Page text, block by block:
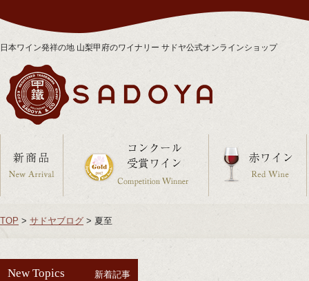
日本ワイン発祥の地 山梨甲府のワイナリー サドヤ公式オンラインショップ
TOP > サドヤブログ > 夏至
New Topics 新着記事